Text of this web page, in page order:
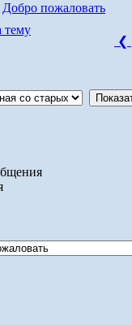
Добро пожаловать
❮